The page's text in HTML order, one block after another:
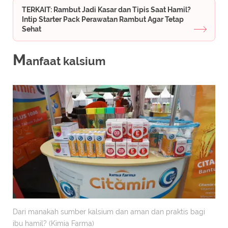
TERKAIT: Rambut Jadi Kasar dan Tipis Saat Hamil?
Intip Starter Pack Perawatan Rambut Agar Tetap
Sehat
Manfaat kalsium
Dari manakah sumber kalsium dan aman dan praktis bagi
ibu hamil? (Kimia Farma)